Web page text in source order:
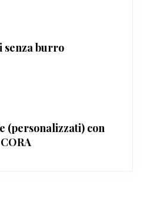
senza burro
(personalizzati) con
CORA